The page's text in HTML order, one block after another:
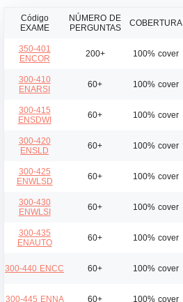
Código
EXAME
NÚMERO DE
PERGUNTAS
COBERTURA
350-401
ENCOR
200+ 100% cover
300-410
ENARSI
60+ 100% cover
300-415
ENSDWI
60+ 100% cover
300-420
ENSLD
60+ 100% cover
300-425
ENWLSD
60+ 100% cover
300-430
ENWLSI
60+ 100% cover
300-435
ENAUTO
60+ 100% cover
300-440 ENCC 60+ 100% cover
300-445 ENNA 60+ 100% cover